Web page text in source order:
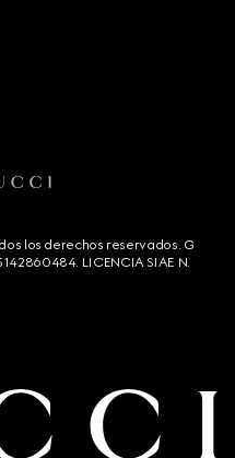
los derechos reservados. G
LICENCIA SIAE N.